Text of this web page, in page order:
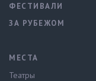
ФЕСТИВАЛИ
ЗА РУБЕЖОМ
МЕСТА
Театры